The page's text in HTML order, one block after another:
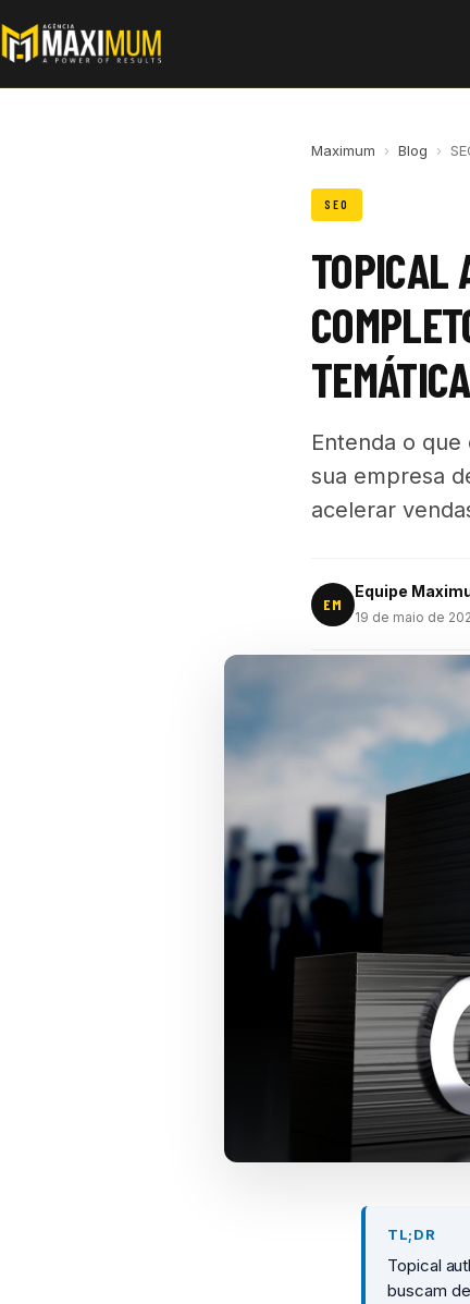
Maximum › Blog ›
SEO
TOPICAL
TEMÁTICA
Entenda o
sua empresa
acelerar
EM
Equipe
19 de maio de
TL;DR
Topical
buscam